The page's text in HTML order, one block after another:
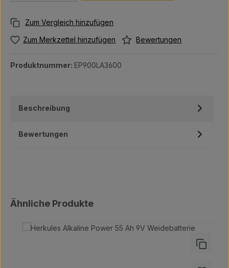
Zum Merkzettel hinzufügen Bewertungen
Produktnummer: EP900LA3600
Beschreibung
Bewertungen
Produktgalerie überspringen
Ähnliche Produkte